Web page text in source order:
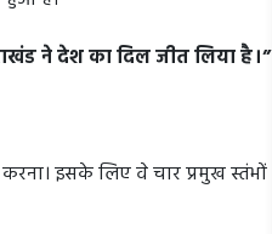
ने देश का दिल जीत लिया है।”
इसके लिए वे चार प्रमुख स्तंभों